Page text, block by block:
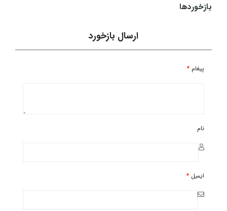
بازخوردها
ارسال بازخورد
پیغام *
نام
ایمیل *